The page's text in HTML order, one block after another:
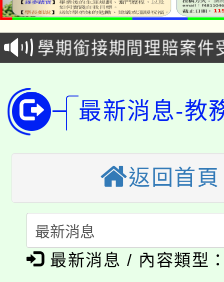
會
115年食農教育專業人
程
學期銜接期間理賠案件
學籍身 分審查程序及
版
淨零綠領人才培育課程
公告本校115學年度第
代理(課)教師甄選結果(
「2026金融保險知識
生本土語及新住民語歌
公告本校115學年度第
代理(課)教師甄選結果
公告本校115學年度第
代理(課)教師甄選結果(
轉知中國文化大學推廣
《TA101》溝通分析基
程，歡迎學生輔導中心
淨零綠生活教案入校路
會
115年食農教育專業人
最新消息-教
返回首頁
最新消息 / 內容類型